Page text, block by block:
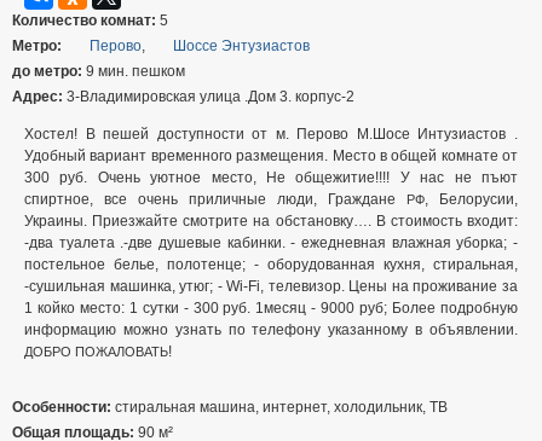
Количество комнат: 5
Метро:
Перово,
Шоссе Энтузиастов
до метро: 9 мин. пешком
Адрес: 3-Владимировская улица .Дом 3. корпус-2
Хостел! В пешей доступности от м. Перово М.Шосе Интузиастов .
Удобный вариант временного размещения. Место в общей комнате от
300 руб. Очень уютное место, Не общежитие!!!! У нас не пъют
спиртное, все очень приличные люди, Граждане
РФ, Белорусии,
Украины. Приезжайте смотрите на обстановку…. В стоимость входит:
-два туалета .-две душевые кабинки. - ежедневная влажная уборка; -
постельное белье, полотенце; - оборудованная кухня, стиральная,
-сушильная машинка, утюг; - Wi-Fi, телевизор. Цены на проживание за
1 койко место: 1 сутки - 300 руб. 1месяц - 9000 руб; Более подробную
информацию можно узнать по телефону указанному в объявлении.
ДОБРО ПОЖАЛОВАТЬ!
Особенности: стиральная машина, интернет, холодильник, ТВ
Общая площадь: 90 м²